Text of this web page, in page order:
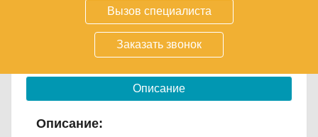
Вызов специалиста
Заказать звонок
2-5 дней
Размер 810х1080х1630 мм
Описание
Описание: